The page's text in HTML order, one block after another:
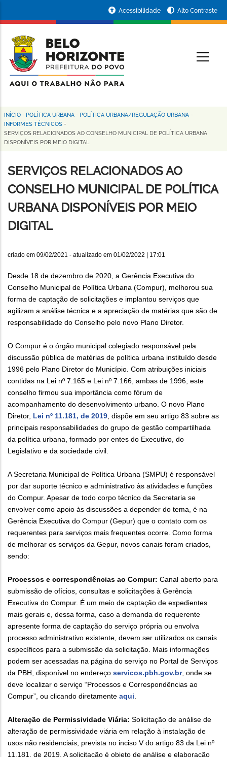
conteúdo
principal
da
Prefeitura
de
Horizonte
Acessibilidade Alto Contraste
Trilha
de
INÍCIO - POLÍTICA URBANA - POLÍTICA URBANA/REGULAÇÃO URBANA -
INFORMES TÉCNICOS -
SERVIÇOS RELACIONADOS AO CONSELHO MUNICIPAL DE POLÍTICA URBANA
DISPONÍVEIS POR MEIO DIGITAL
SERVIÇOS RELACIONADOS AO
CONSELHO MUNICIPAL DE POLÍTICA
URBANA DISPONÍVEIS POR MEIO
DIGITAL
criado em 09/02/2021 - atualizado em 01/02/2022 | 17:01
Desde 18 de dezembro de 2020, a Gerência Executiva do
Conselho Municipal de Política Urbana (Compur), melhorou sua
forma de captação de solicitações e implantou serviços que
agilizam a análise técnica e a apreciação de matérias que são de
responsabilidade do Conselho pelo novo Plano Diretor.
O Compur é o órgão municipal colegiado responsável pela
discussão pública de matérias de política urbana instituído desde
1996 pelo Plano Diretor do Município. Com atribuições iniciais
contidas na Lei nº 7.165 e Lei nº 7.166, ambas de 1996, este
conselho firmou sua importância como fórum de
acompanhamento do desenvolvimento urbano. O novo Plano
Diretor, Lei nº 11.181, de 2019 , dispõe em seu artigo 83 sobre as
principais responsabilidades do grupo de gestão compartilhada
da política urbana, formado por entes do Executivo, do
Legislativo e da sociedade civil.
A Secretaria Municipal de Política Urbana (SMPU) é responsável
por dar suporte técnico e administrativo às atividades e funções
do Compur. Apesar de todo corpo técnico da Secretaria se
envolver como apoio às discussões a depender do tema, é na
Gerência Executiva do Compur (Gepur) que o contato com os
requerentes para serviços mais frequentes ocorre. Como forma
de melhorar os serviços da Gepur, novos canais foram criados,
sendo:
Processos e correspondências ao Compur: Canal aberto para
submissão de ofícios, consultas e solicitações à Gerência
Executiva do Compur. É um meio de captação de expedientes
mais gerais e, dessa forma, caso a demanda do requerente
apresente forma de captação do serviço própria ou envolva
processo administrativo existente, devem ser utilizados os canais
específicos para a submissão da solicitação. Mais informações
podem ser acessadas na página do serviço no Portal de Serviços
da PBH, disponível no endereço servicos.pbh.gov.br, onde se
deve localizar o serviço “Processos e Correspondências ao
Compur”, ou clicando diretamente aqui
Alteração de Permissividade Viária: Solicitação de análise de
alteração de permissividade viária em relação à instalação de
usos não residenciais, prevista no inciso V do artigo 83 da Lei nº
11.181, de 2019. A solicitação é objeto de análise e elaboração